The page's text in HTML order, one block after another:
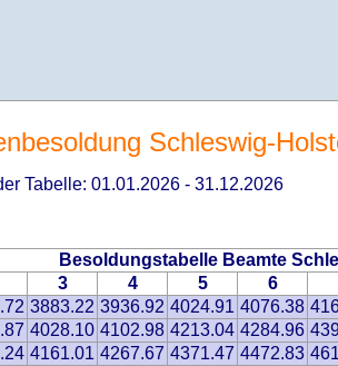
Schleswig-
Tabelle: 01.01.2026 - 31.12.2026
Besoldungstabelle Beamte
3 4 5 6
3883.22 3936.92 4024.91 4076.38
4028.10 4102.98 4213.04 4284.96
4161.01 4267.67 4371.47 4472.83